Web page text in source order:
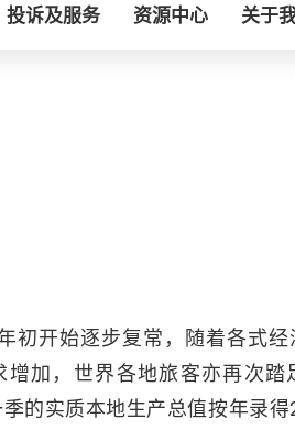
投诉及服务 资源中心 关于
初开始逐步复常，随着各式经
增加，世界各地旅客亦再次踏
的实质本地生产总值按年录得